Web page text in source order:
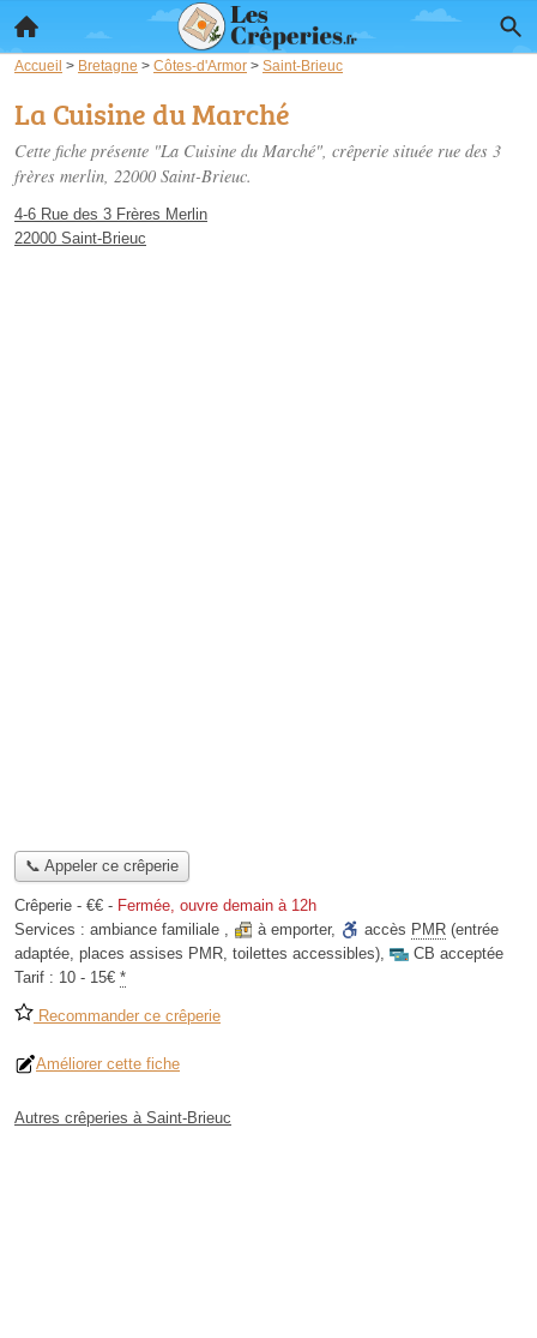
Accueil > Bretagne > Côtes-d'Armor > Saint-Brieuc
La Cuisine du Marché
Cette fiche présente "La Cuisine du Marché", crêperie située rue des 3
frères merlin, 22000 Saint-Brieuc.
4-6 Rue des 3 Frères Merlin
22000 Saint-Brieuc
📞 Appeler ce crêperie
Crêperie - €€ - Fermée, ouvre demain à 12h
Services : ambiance familiale , à emporter, accès PMR (entrée
adaptée, places assises PMR, toilettes accessibles),
CB acceptée
Tarif : 10 - 15€ *
Recommander ce crêperie
Améliorer cette fiche
Autres crêperies à Saint-Brieuc